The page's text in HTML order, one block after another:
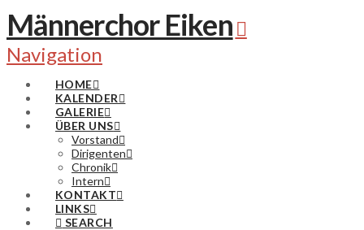
Männerchor Eiken
Navigation
HOME
KALENDER
GALERIE
ÜBER UNS
Vorstand
Dirigenten
Chronik
Intern
KONTAKT
LINKS
SEARCH